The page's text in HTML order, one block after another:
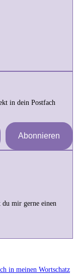
in dein Postfach
Abonnieren
du mir gerne einen